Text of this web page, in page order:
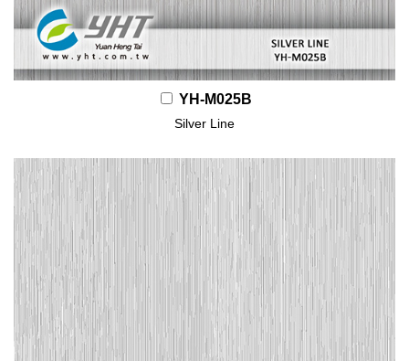
YH-M025B
Silver Line